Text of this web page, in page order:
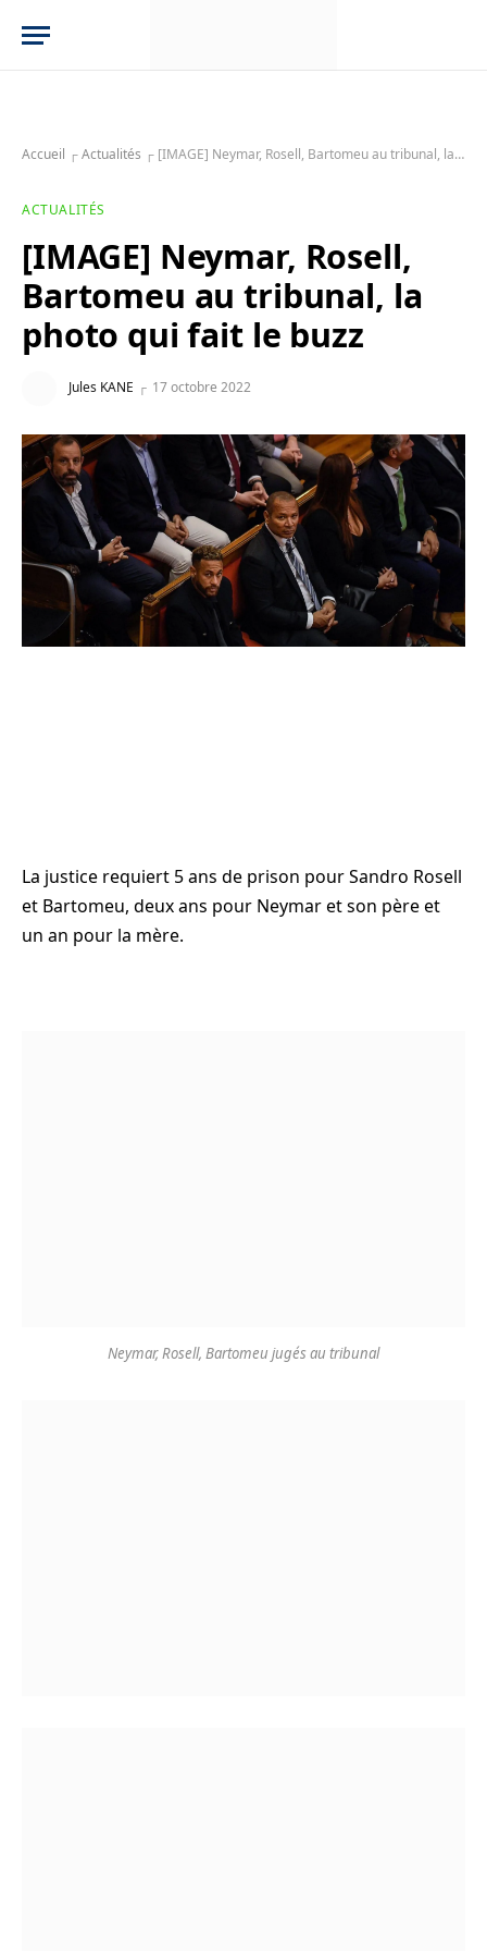
Accueil ┌Actualités ┌ [IMAGE] Neymar, Rosell, Bartomeu au tribunal, la photo qui fait le buzz
ACTUALITÉS
[IMAGE] Neymar, Rosell,
Bartomeu au tribunal, la
photo qui fait le buzz
Jules KANE 17 octobre 2022
La justice requiert 5 ans de prison pour Sandro Rosell
et Bartomeu, deux ans pour Neymar et son père et
un an pour la mère.
Neymar, Rosell, Bartomeu jugés au tribunal